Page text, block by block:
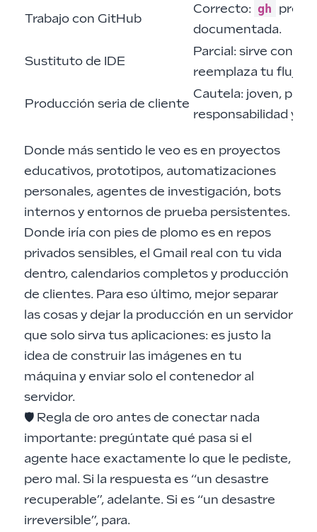
Trabajo con GitHub
Correcto: gh
documentada.
Sustituto de IDE
Parcial: sirve con
reemplaza tu flujo
Producción seria de cliente
Cautela: joven,
responsabilidad y
Donde más sentido le veo es en proyectos
educativos, prototipos, automatizaciones
personales, agentes de investigación, bots
internos y entornos de prueba persistentes.
Donde iría con pies de plomo es en repos
privados sensibles, el Gmail real con tu vida
dentro, calendarios completos y producción
de clientes. Para eso último, mejor separar
las cosas y dejar la producción en un servidor
que solo sirva tus aplicaciones: es justo la
idea de construir las imágenes en tu
máquina y enviar solo el contenedor al
servidor.
🛡️ Regla de oro antes de conectar nada
importante: pregúntate qué pasa si el
agente hace exactamente lo que le pediste,
pero mal. Si la respuesta es “un desastre
recuperable”, adelante. Si es “un desastre
irreversible”, para.